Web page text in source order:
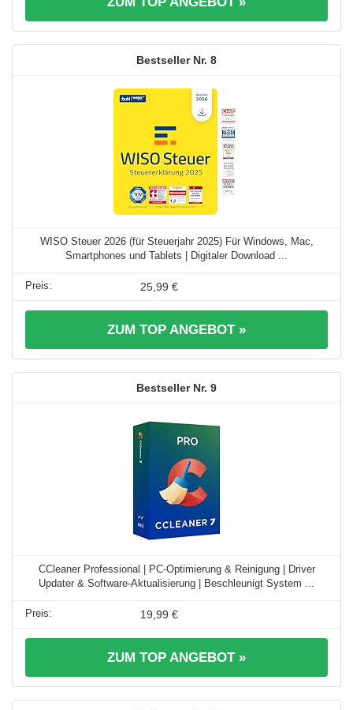
8
WISO Steuer 2026 (für Steuerjahr 2025) Für Windows, Mac,
Smartphones und Tablets | Digitaler Download ...
25,99 €
ZUM TOP ANGEBOT »
9
CCleaner Professional | PC-Optimierung & Reinigung | Driver
Updater & Software-Aktualisierung | Beschleunigt System ...
19,99 €
ZUM TOP ANGEBOT »